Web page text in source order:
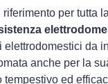
riferimento per tutta
da
anche per la
tempestivo ed